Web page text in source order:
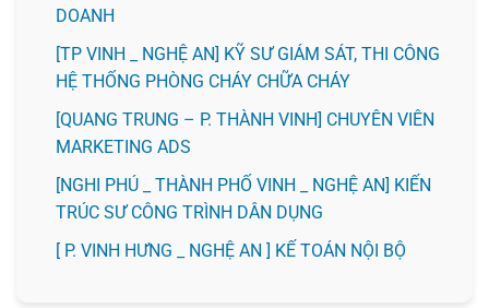
DOANH
[TP VINH _ NGHỆ AN] KỸ SƯ GIÁM SÁT, THI CÔNG
HỆ THỐNG PHÒNG CHÁY CHỮA CHÁY
[QUANG TRUNG – P. THÀNH VINH] CHUYÊN VIÊN
MARKETING ADS
[NGHI PHÚ _ THÀNH PHỐ VINH _ NGHỆ AN] KIẾN
TRÚC SƯ CÔNG TRÌNH DÂN DỤNG
[ P. VINH HƯNG _ NGHỆ AN ] KẾ TOÁN NỘI BỘ